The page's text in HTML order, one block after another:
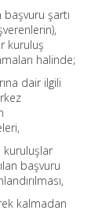
şartı
kuruluş
halinde;
dair ilgili
kuruluşlar
başvuru
kalmadan